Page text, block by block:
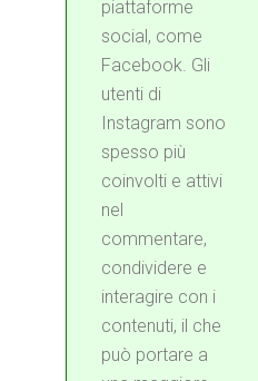
piattaforme
social, come
Facebook. Gli
utenti di
Instagram sono
spesso più
coinvolti e attivi
nel
commentare,
condividere e
interagire con i
contenuti, il che
può portare a